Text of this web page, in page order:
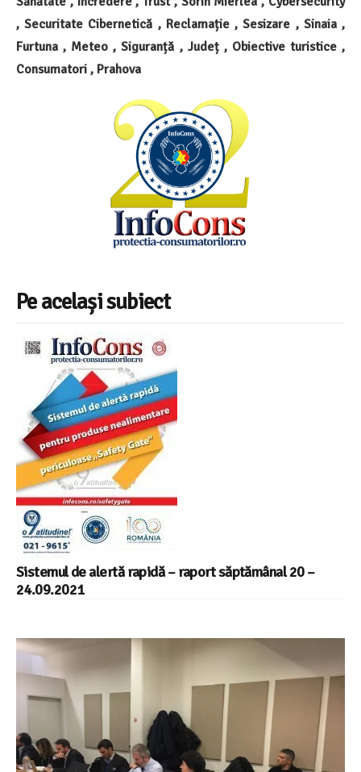
, Securitate Cibernetică , Reclamație , Sesizare , Sinaia ,
Furtuna , Meteo , Siguranță , Județ , Obiective turistice ,
Consumatori , Prahova
Pe același subiect
Sistemul de alertă rapidă – raport săptămânal 20 –
24.09.2021